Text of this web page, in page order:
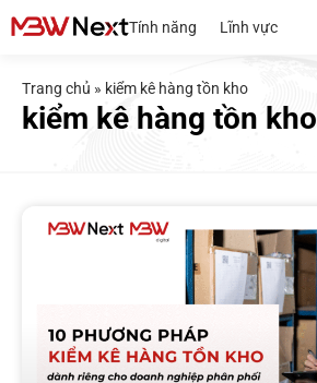
Tính năng Lĩnh vực
Trang chủ » kiểm kê hàng tồn kho
kiểm kê hàng tồn kho